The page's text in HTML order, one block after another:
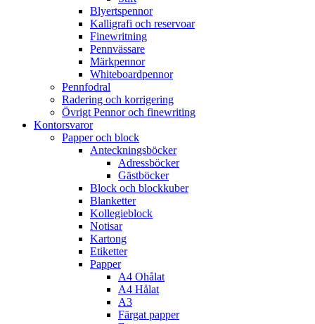
Blyertspennor
Kalligrafi och reservoar
Finewritning
Pennvässare
Märkpennor
Whiteboardpennor
Pennfodral
Radering och korrigering
Övrigt Pennor och finewriting
Kontorsvaror
Papper och block
Anteckningsböcker
Adressböcker
Gästböcker
Block och blockkuber
Blanketter
Kollegieblock
Notisar
Kartong
Etiketter
Papper
A4 Ohålat
A4 Hålat
A3
Färgat papper